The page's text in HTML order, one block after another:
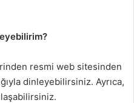
resmi web sitesinden
dinleyebilirsiniz. Ayrıca,